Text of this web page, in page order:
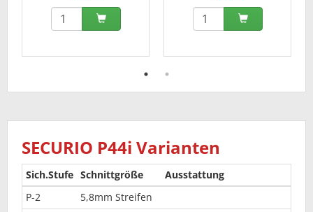
SECURIO P44i Varianten
Sich.Stufe Schnittgröße
Ausstattung
P-2
5,8mm Streifen